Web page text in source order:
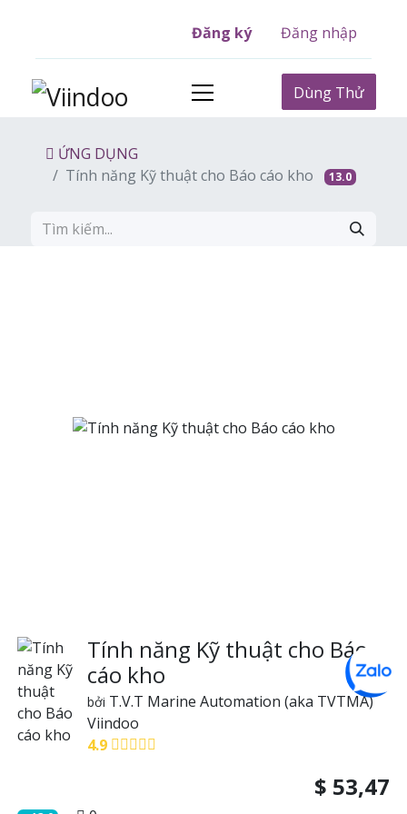
Đăng ký Đăng nhập
Dùng Thử
ỨNG DỤNG
Tính năng Kỹ thuật cho Báo cáo kho
13.0
Tính năng Kỹ thuật cho Báo
cáo kho
bởi T.V.T Marine Automation (aka TVTMA)
Viindoo
4.9
$ 53,47